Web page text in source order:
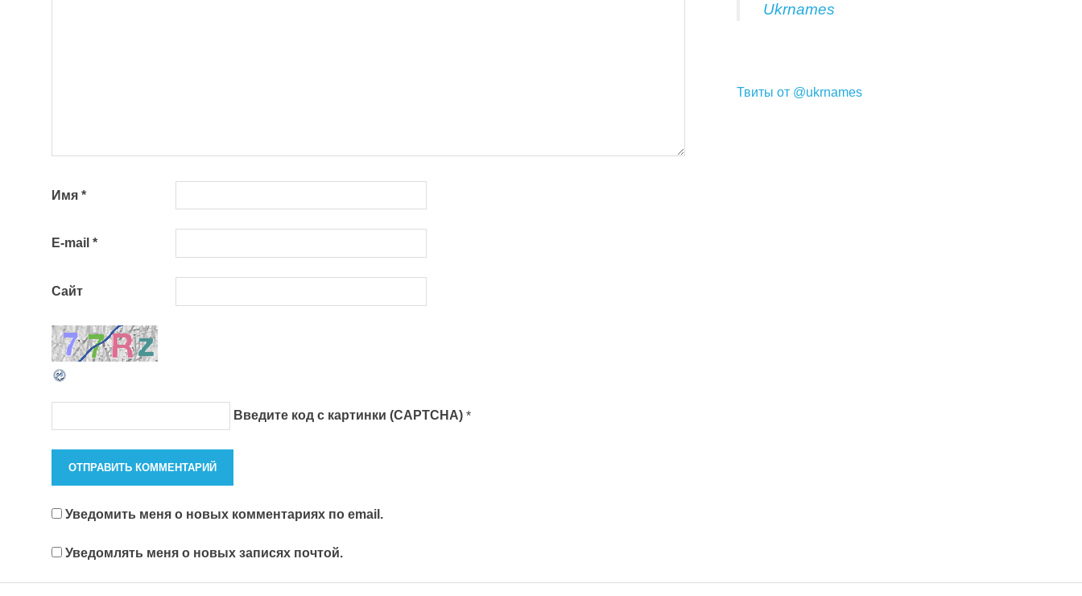
Имя *
E-mail *
Сайт
Введите код с картинки (CAPTCHA) *
Уведомить меня о новых комментариях по email.
Уведомлять меня о новых записях почтой.
Ukrnames
Твиты от @ukrnames